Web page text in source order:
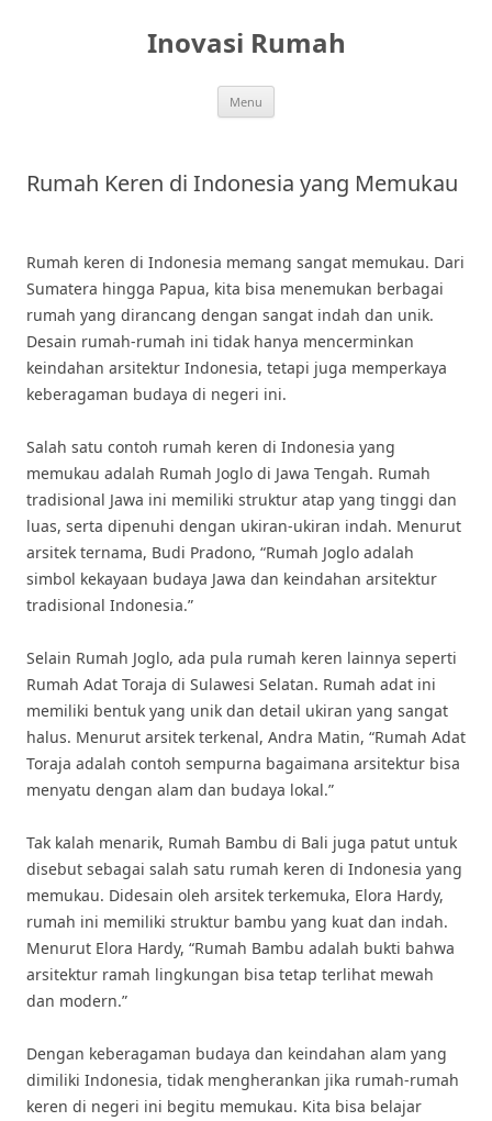
Inovasi Rumah
Menu
Rumah Keren di Indonesia yang Memukau
Rumah keren di Indonesia memang sangat memukau. Dari
Sumatera hingga Papua, kita bisa menemukan berbagai
rumah yang dirancang dengan sangat indah dan unik.
Desain rumah-rumah ini tidak hanya mencerminkan
keindahan arsitektur Indonesia, tetapi juga memperkaya
keberagaman budaya di negeri ini.
Salah satu contoh rumah keren di Indonesia yang
memukau adalah Rumah Joglo di Jawa Tengah. Rumah
tradisional Jawa ini memiliki struktur atap yang tinggi dan
luas, serta dipenuhi dengan ukiran-ukiran indah. Menurut
arsitek ternama, Budi Pradono, “Rumah Joglo adalah
simbol kekayaan budaya Jawa dan keindahan arsitektur
tradisional Indonesia.”
Selain Rumah Joglo, ada pula rumah keren lainnya seperti
Rumah Adat Toraja di Sulawesi Selatan. Rumah adat ini
memiliki bentuk yang unik dan detail ukiran yang sangat
halus. Menurut arsitek terkenal, Andra Matin, “Rumah Adat
Toraja adalah contoh sempurna bagaimana arsitektur bisa
menyatu dengan alam dan budaya lokal.”
Tak kalah menarik, Rumah Bambu di Bali juga patut untuk
disebut sebagai salah satu rumah keren di Indonesia yang
memukau. Didesain oleh arsitek terkemuka, Elora Hardy,
rumah ini memiliki struktur bambu yang kuat dan indah.
Menurut Elora Hardy, “Rumah Bambu adalah bukti bahwa
arsitektur ramah lingkungan bisa tetap terlihat mewah
dan modern.”
Dengan keberagaman budaya dan keindahan alam yang
dimiliki Indonesia, tidak mengherankan jika rumah-rumah
keren di negeri ini begitu memukau. Kita bisa belajar